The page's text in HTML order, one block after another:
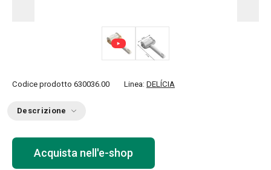
Codice prodotto 630036.00 Linea: DELÍCIA
Descrizione
Acquista nell'e-shop